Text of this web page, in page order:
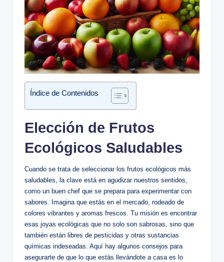
Índice de Contenidos
Elección de Frutos
Ecológicos Saludables
Cuando se trata de seleccionar los frutos ecológicos más
saludables, la clave está en agudizar nuestros sentidos,
como un buen chef que se prepara para experimentar con
sabores. Imagina que estás en el mercado, rodeado de
colores vibrantes y aromas frescos. Tu misión es encontrar
esas joyas ecológicas que no solo son sabrosas, sino que
también están libres de pesticidas y otras sustancias
químicas indeseadas. Aquí hay algunos consejos para
asegurarte de que lo que estás llevándote a casa es lo